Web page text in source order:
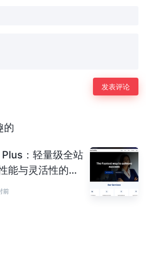
的
：轻量级全站
能与灵活性的完
前